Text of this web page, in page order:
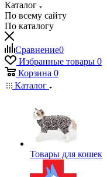
Каталог
По всему сайту
По каталогу
Сравнение0
Избранные товары 0
Корзина 0
Каталог
Товары для кошек